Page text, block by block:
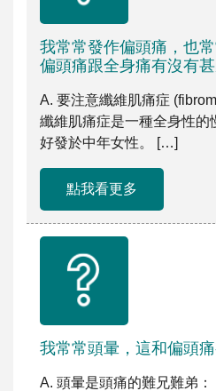
我常常發作偏頭痛，也
偏頭痛跟全身痛有沒有
A. 要注意纖維肌痛症
纖維肌痛症是一種全身性的
好發於中年女性。 […]
點我看更多
我常常頭暈，這和偏頭
A. 頭暈是頭痛的難兄難弟：